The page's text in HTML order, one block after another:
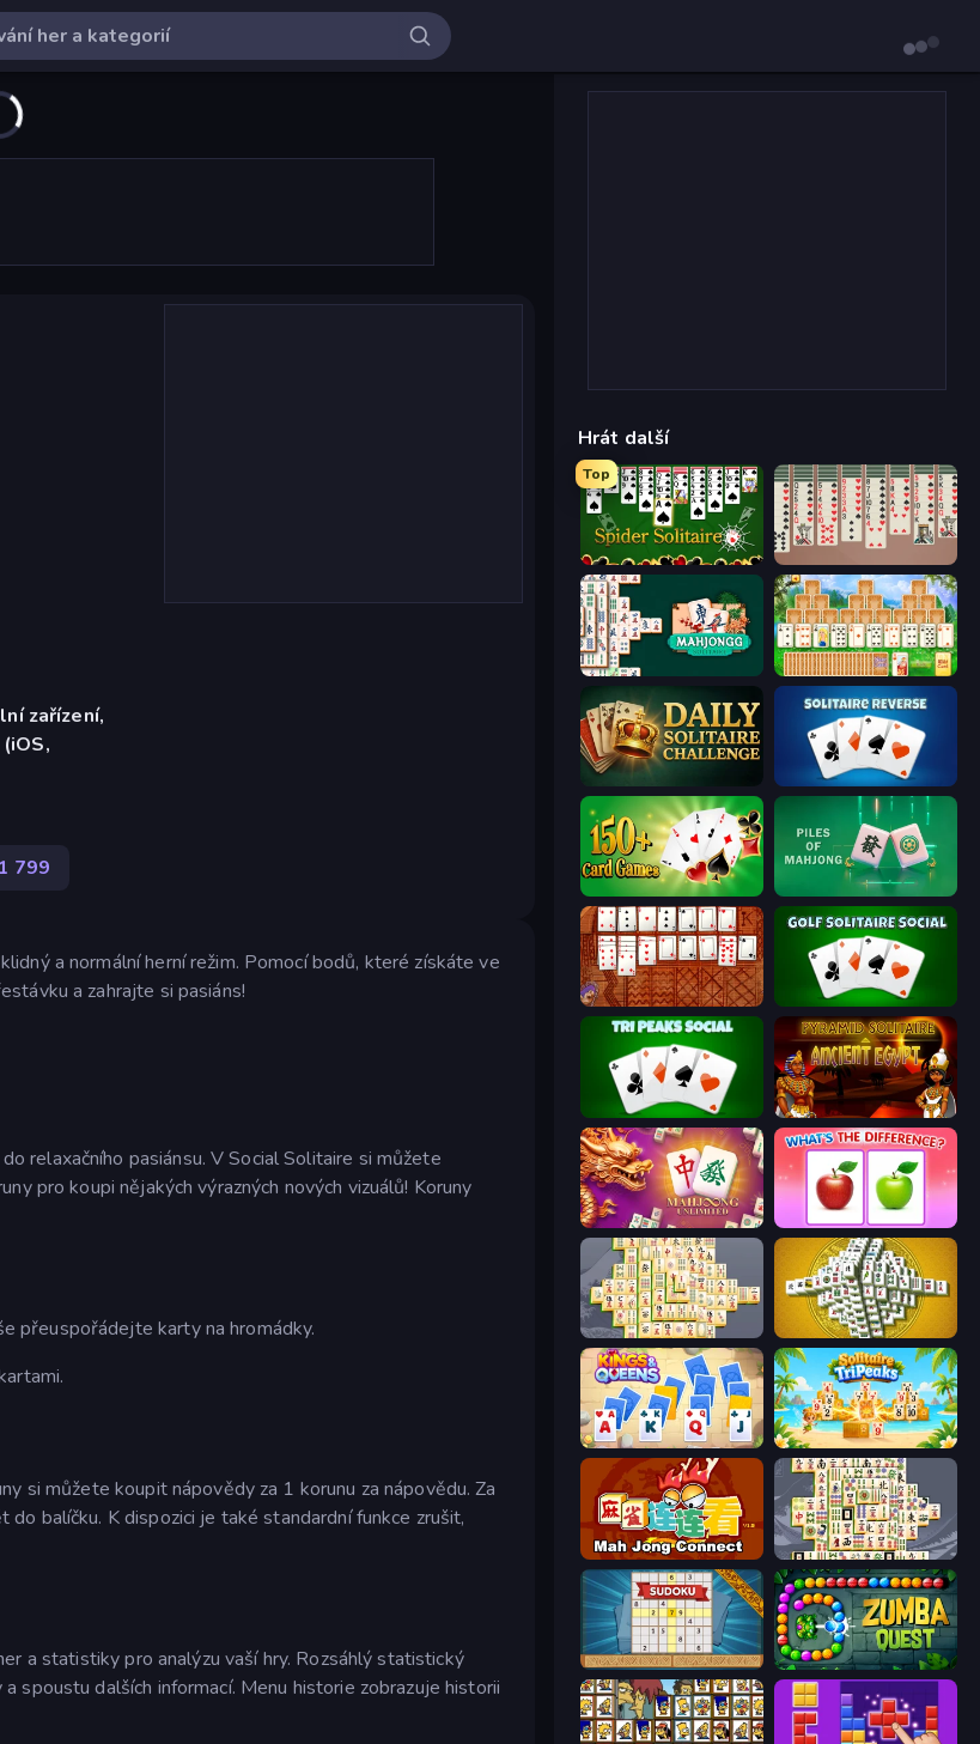
zařízení,
1 799
a normální herní režim. Pomocí bodů, které získáte ve
a zahrajte si pasiáns!
relaxačního pasiánsu. V Social Solitaire si můžete
pro koupi nějakých výrazných nových vizuálů! Koruny
přeuspořádejte karty na hromádky.
si můžete koupit nápovědy za 1 korunu za nápovědu. Za
balíčku. K dispozici je také standardní funkce zrušit,
a statistiky pro analýzu vaší hry. Rozsáhlý statistický
spoustu dalších informací. Menu historie zobrazuje historii
Hrát další
Top
Spider Solitaire Spider Solitaire 2 Suits
Mahjongg Solitaire Magic Towers Solitaire
Solitaire Reverse
Piles of Mahjong
Algerian Solitaire Golf Solitaire
Tri Peaks Social Pyramid Solitaire Ancient Egypt
Mahjong Unlimited What's The Difference?
Mahjong Online Mahjong Tower
Kings and Queens Solitaire TriPeaks Solitaire TriPeaks
Mahjong Connect (Legacy) Mahjong Titans
Sudoku Online Zumba Quest